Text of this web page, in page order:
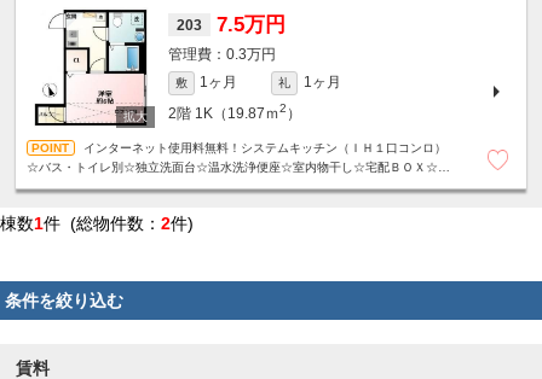
203 7.5万円
0.3万円
敷 1ヶ月 礼
1ヶ月
2階 1K（19.87ｍ2 ）
インターネット使用料無料！システムキッチン（ＩＨ１口コンロ）
☆バス・トイレ別☆独立洗面台☆温水洗浄便座☆室内物干し☆宅配ＢＯＸ☆コ
棟数1件 (総物件数： 2件)
条件を絞り込む
賃料